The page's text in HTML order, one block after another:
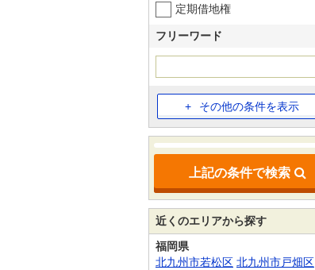
定期借地権
フリーワード
その他の条件を表示
上記の条件で検索
近くのエリアから探す
福岡県
北九州市若松区 北九州市戸畑区